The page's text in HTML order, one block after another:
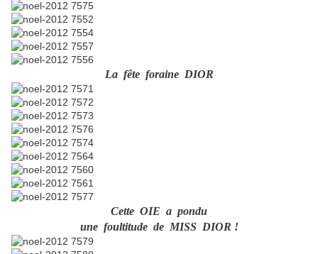
La fête foraine DIOR
Cette OIE a pondu
une foultitude de MISS DIOR !